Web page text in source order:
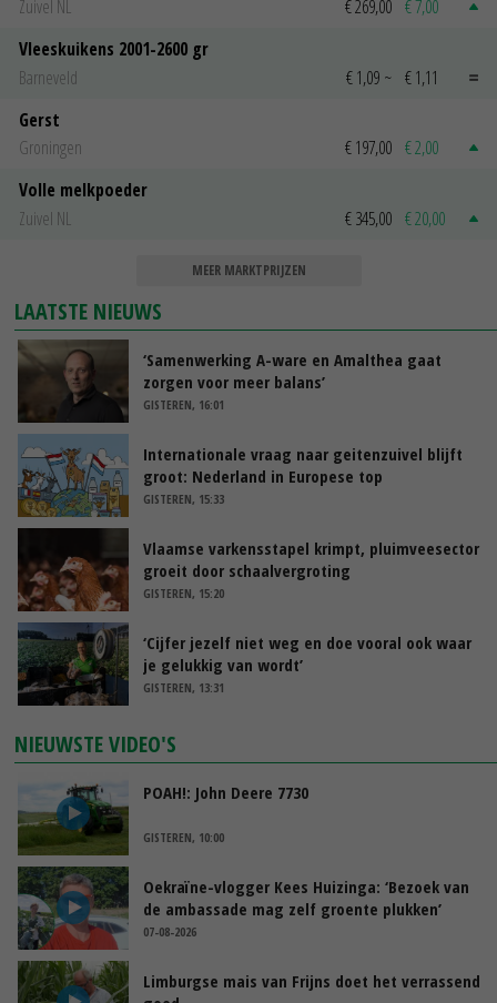
Zuivel NL
€ 269,00 € 7,00
Vleeskuikens 2001-2600 gr
Barneveld
€ 1,09 ~ € 1,11
Gerst
Groningen
€ 197,00 € 2,00
Volle melkpoeder
Zuivel NL
€ 345,00 € 20,00
MEER MARKTPRIJZEN
LAATSTE NIEUWS
‘Samenwerking A-ware en Amalthea gaat
zorgen voor meer balans’
GISTEREN, 16:01
Internationale vraag naar geitenzuivel blijft
groot: Nederland in Europese top
GISTEREN, 15:33
Vlaamse varkensstapel krimpt, pluimveesector
groeit door schaalvergroting
GISTEREN, 15:20
‘Cijfer jezelf niet weg en doe vooral ook waar
je gelukkig van wordt’
GISTEREN, 13:31
NIEUWSTE VIDEO'S
POAH!: John Deere 7730
GISTEREN, 10:00
Oekraïne-vlogger Kees Huizinga: ‘Bezoek van
de ambassade mag zelf groente plukken’
07-08-2026
Limburgse mais van Frijns doet het verrassend